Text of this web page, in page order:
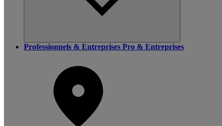
Professionnels & Entreprises Pro & Entreprises